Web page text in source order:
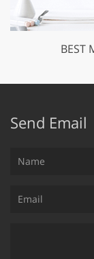
BEST
Send Email